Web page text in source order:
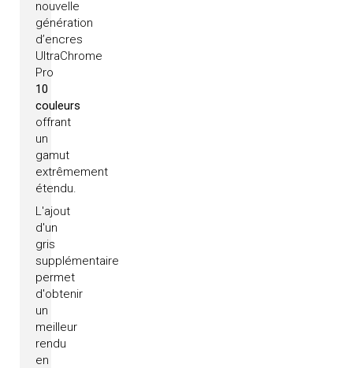
nouvelle
génération
d’encres
UltraChrome
Pro
10
couleurs
offrant
un
gamut
extrêmement
étendu.
L'ajout
d'un
gris
supplémentaire
permet
d'obtenir
un
meilleur
rendu
en